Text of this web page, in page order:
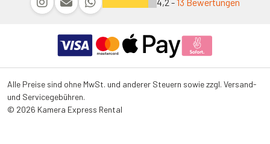
Alle Preise sind ohne MwSt. und anderer Steuern sowie zzgl. Versand-
und Servicegebühren.
© 2026 Kamera Express Rental